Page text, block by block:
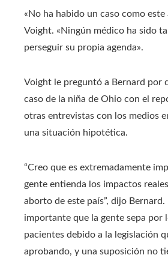
«No ha habido un caso como
Voight. «Ningún médico ha sido
perseguir su propia agenda».
Voight le preguntó a Bernard por
caso de la niña de Ohio con el
otras entrevistas con los medios
una situación hipotética.
“Creo que es extremadamente
gente entienda los impactos
aborto de este país”, dijo Bernard.
importante que la gente sepa por
pacientes debido a la legislación
aprobando, y una suposición no